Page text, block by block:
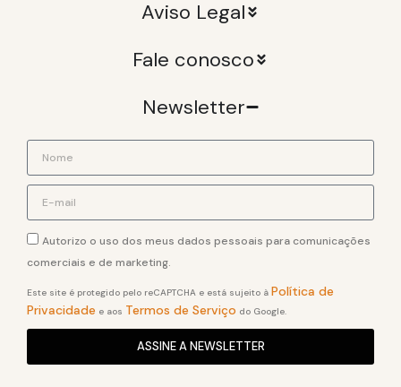
Aviso Legal
Fale conosco
Newsletter
Autorizo o uso dos meus dados pessoais para comunicações
comerciais e de marketing.
Este site é protegido pelo reCAPTCHA e está sujeito à Política de
Privacidade e aos Termos de Serviço do Google.
ASSINE A NEWSLETTER